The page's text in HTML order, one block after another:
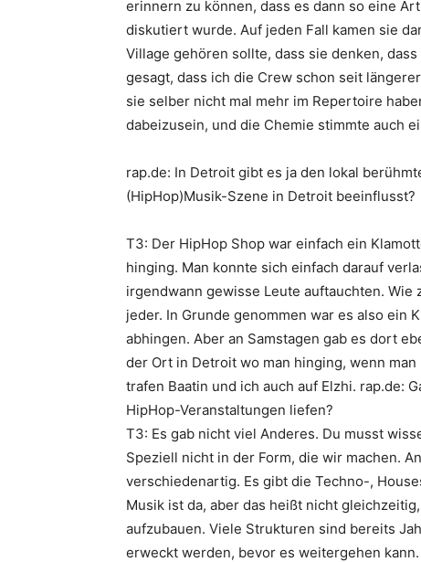
erinnern zu können, dass es dann so eine
diskutiert wurde. Auf jeden Fall kamen sie
Village gehören sollte, dass sie denken,
gesagt, dass ich die Crew schon seit
sie selber nicht mal mehr im Repertoire
dabeizusein, und die Chemie stimmte auch
rap.de: In Detroit gibt es ja den lokal
(HipHop)Musik-Szene in Detroit beeinflusst?
T3: Der HipHop Shop war einfach ein
hinging. Man konnte sich einfach darauf
irgendwann gewisse Leute auftauchten. Wie
jeder. In Grunde genommen war es also ein
abhingen. Aber an Samstagen gab es dort
der Ort in Detroit wo man hinging, wenn
trafen Baatin und ich auch auf Elzhi. rap.de:
HipHop-Veranstaltungen liefen?
T3: Es gab nicht viel Anderes. Du musst
Speziell nicht in der Form, die wir machen.
verschiedenartig. Es gibt die Techno-,
Musik ist da, aber das heißt nicht
aufzubauen. Viele Strukturen sind bereits
erweckt werden, bevor es weitergehen